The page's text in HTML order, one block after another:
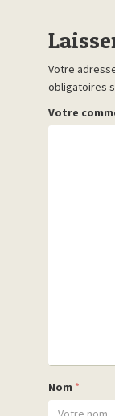
Votre
obligatoires
Votre
Nom *